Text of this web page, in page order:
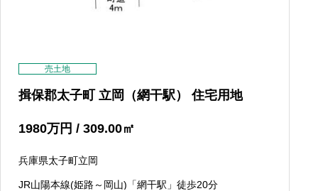
売土地
揖保郡太子町 立岡（網干駅） 住宅用地
1980万円 / 309.00㎡
兵庫県太子町立岡
JR山陽本線(姫路～岡山)「網干駅」徒歩20分